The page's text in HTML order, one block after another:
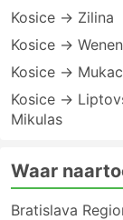
Kosice → Zilina
Kosice → Wenen
Kosice →
Kosice →
Mikulas
Waar
Bratislava